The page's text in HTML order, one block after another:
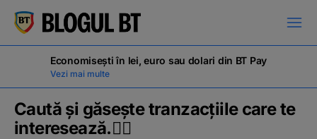
кириллица
Economisești în lei, euro sau dolari din BT Pay
Vezi mai multe
Caută și găsește tranzacțiile care te
interesează.🕵️‍♀️